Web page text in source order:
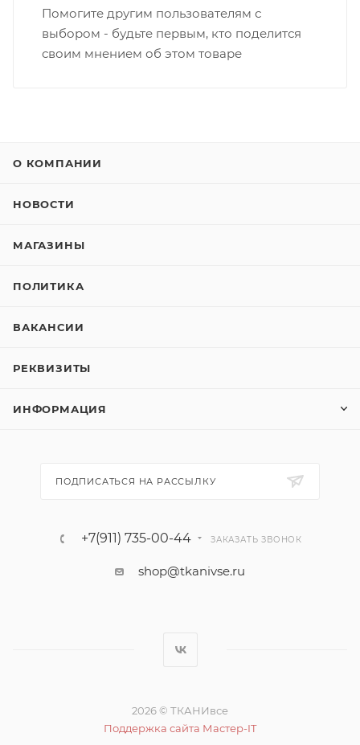
Помогите другим пользователям с
выбором - будьте первым, кто поделится
своим мнением об этом товаре
О КОМПАНИИ
НОВОСТИ
МАГАЗИНЫ
ПОЛИТИКА
ВАКАНСИИ
РЕКВИЗИТЫ
ИНФОРМАЦИЯ
ПОДПИСАТЬСЯ НА РАССЫЛКУ
+7(911) 735-00-44 ЗАКАЗАТЬ ЗВОНОК
shop@tkanivse.ru
2026 © ТКАНИвсе
Поддержка сайта Мастер-IT